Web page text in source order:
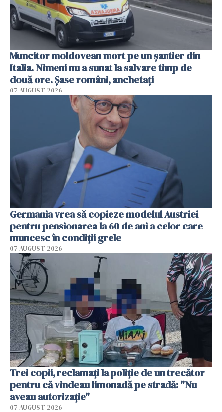
Muncitor moldovean mort pe un șantier din
Italia. Nimeni nu a sunat la salvare timp de
două ore. Șase români, anchetați
07 AUGUST 2026
Germania vrea să copieze modelul Austriei
pentru pensionarea la 60 de ani a celor care
muncesc în condiții grele
07 AUGUST 2026
Trei copii, reclamați la poliție de un trecător
pentru că vindeau limonadă pe stradă: "Nu
aveau autorizație"
07 AUGUST 2026